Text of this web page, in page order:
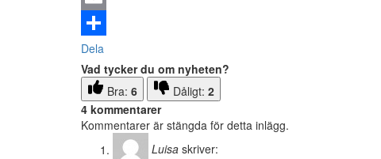
Email
Dela
Vad tycker du om nyheten?
Bra: 6 Dåligt: 2
4 kommentarer
Kommentarer är stängda för detta inlägg.
Luisa skriver: